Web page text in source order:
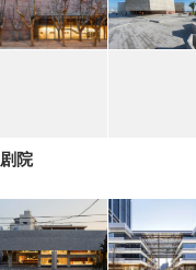
剧院